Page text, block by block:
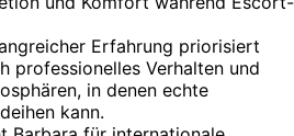
Erfahrung priorisiert
professionelles Verhalten und
in denen echte
kann.